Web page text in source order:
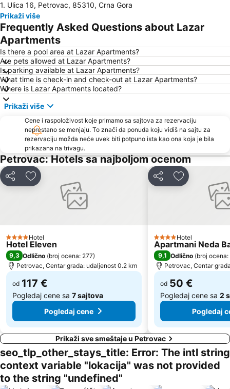
Bečićka plaža
Šetalište Pet Danica
Seljanovo
Lučice
Kraljičina plaža
Pržno
Utjeha
Porto Montenegro
Žanjice
Buljarica
Gradska plaža
Ostrvo cveća
Tivat
Crvena plaža
Stari grad Herceg Novi
Plaža kod tunela
Miami Beach
Uvala Valdanos
Kamenovo
Kopakabana
Kraljičina plaža
Izletište Rose
Veliki Pijesak
Petrovacka Obala
Sveti Toma
Plaža Mogren
Mala
Plaza
Praznik Mimoze
1. Ulica 16, Petrovac, 85310, Crna Gora
Prikaži više
Frequently Asked Questions about Lazar
Apartments
Is there a pool area at Lazar Apartments?
Are pets allowed at Lazar Apartments?
Is parking available at Lazar Apartments?
What time is check-in and check-out at Lazar Apartments?
Where is Lazar Apartments located?
Prikaži više
Cene i raspoloživost koje primamo sa sajtova za rezervaciju
neprestano se menjaju. To znači da ponuda koju vidiš na sajtu za
rezervaciju možda neće uvek biti potpuno ista kao ona koja je bila
prikazana na trivagu.
Petrovac: Hotels sa najboljom ocenom
Deli Dodati u favorite
4 Zvezdice
Hotel
Hotel Eleven
9,3 Odlično (broj ocena: 277)
Petrovac, Centar grada: udaljenost 0.2 km
od 117 €
Pogledaj cene sa 7 sajtova
Pogledaj cene
Deli Dodati u
4 Zvezdice
Hotel
Apartmani Neda
9,1 Odlično (broj ocena:
Petrovac, Centar
od 50 €
Pogledaj cene sa 2
Pogledaj
Prikaži sve smeštaje u Petrovac
seo_tlp_other_stays_title: Error: The intl string
context variable "lokacija" was not provided
to the string "undefined"